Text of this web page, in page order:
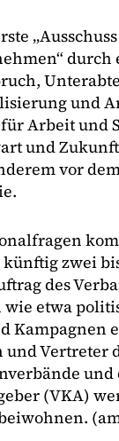
durch
und
Arbeit und
und
vor
zwei
des
etwa
Kampagnen
Vertreter
(VKA)